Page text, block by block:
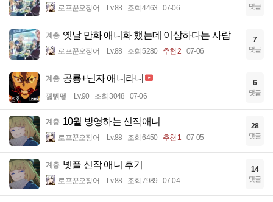
로프꾼오징어 Lv.88 조회 4463 07-06 댓글
계층 옛날 만화 애니화 했는데 이상하다는 사람
로프꾼오징어 Lv.88 조회 5280 추천 2 07-06
7
댓글
계층 공룡+닌자 애니라니
꿻뻵뗗 Lv.90 조회 3048 07-06
6
댓글
계층 10월 방영하는 신작애니
로프꾼오징어 Lv.88 조회 6450 추천 1 07-05
28
댓글
계층 넷플 신작 애니 후기
로프꾼오징어 Lv.88 조회 7989 07-04
14
댓글